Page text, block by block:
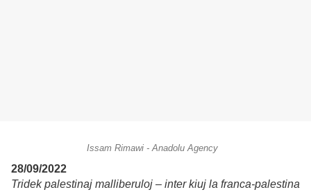
Issam Rimawi - Anadolu Agency
28/09/2022
Tridek palestinaj malliberuloj – inter kiuj la franca-palestina